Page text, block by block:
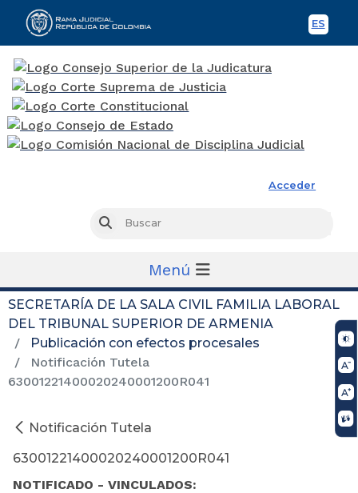
ES
Acceder
Buscar
Menú
SECRETARÍA DE LA SALA CIVIL FAMILIA LABORAL
DEL TRIBUNAL SUPERIOR DE ARMENIA
Publicación con efectos procesales
Notificación Tutela
63001221400020240001200R041
Notificación Tutela
63001221400020240001200R041
NOTIFICADO - VINCULADOS: